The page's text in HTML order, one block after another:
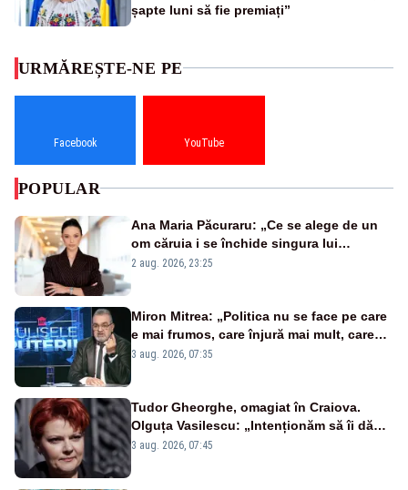
șapte luni să fie premiați”
URMĂREȘTE-NE PE
Facebook YouTube
POPULAR
Ana Maria Păcuraru: „Ce se alege de un
om căruia i se închide singura lui
portiță?”
2 aug. 2026, 23:25
Miron Mitrea: „Politica nu se face pe care
e mai frumos, care înjură mai mult, care
țipă mai tare, ci pe proiecte”
3 aug. 2026, 07:35
Tudor Gheorghe, omagiat în Craiova.
Olguța Vasilescu: „Intenționăm să îi dăm
numele lui”
3 aug. 2026, 07:45